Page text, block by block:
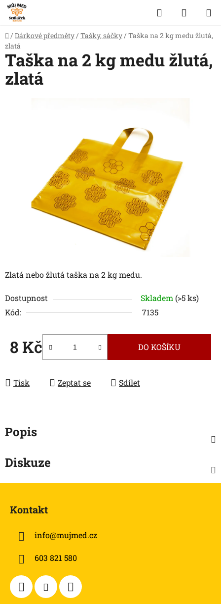
Přejít
na
obsah
Hledat
KOŠÍK
Domů
/ Dárkové předměty / Tašky, sáčky / Taška na 2 kg medu žlutá,
zlatá
Zlatá nebo žlutá taška na 2 kg medu.
Dostupnost Skladem (>5 ks)
Kód:
7135
8 Kč
Měrná cena:
DO KOŠÍKU
Tisk Zeptat se Sdílet
Taška na 2 kg medu žlutá,
zlatá
Popis
Diskuze
Kontakt
info@mujmed.cz
603 821 580